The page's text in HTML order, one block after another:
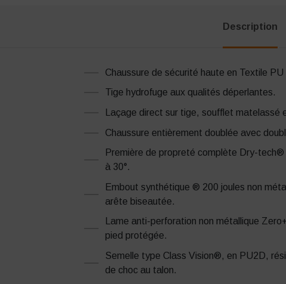
Description
Chaussure de sécurité haute en Textile
Tige hydrofuge aux qualités déperlantes.
Laçage direct sur tige, soufflet
Chaussure entièrement doublée avec
Première de propreté complète Dry-
à 30°.
Embout synthétique ® 200 joules non
arête biseautée.
Lame anti-perforation non métallique
pied protégée.
Semelle type Class Vision®, en PU2D,
de choc au talon.